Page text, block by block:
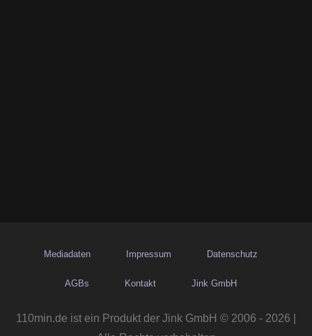
Mediadaten Impressum Datenschutz
AGBs Kontakt Jink GmbH
110min.de ist ein Produkt der Jink GmbH © 2006 - 2026 |